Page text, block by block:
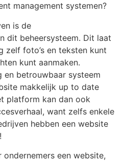
management systemen?
is de
dit beheersysteem. Dit laat
zelf foto’s en teksten kunt
kunt aanmaken.
en betrouwbaar systeem
makkelijk up to date
platform kan dan ook
want zelfs enkele
hebben een website
een website,